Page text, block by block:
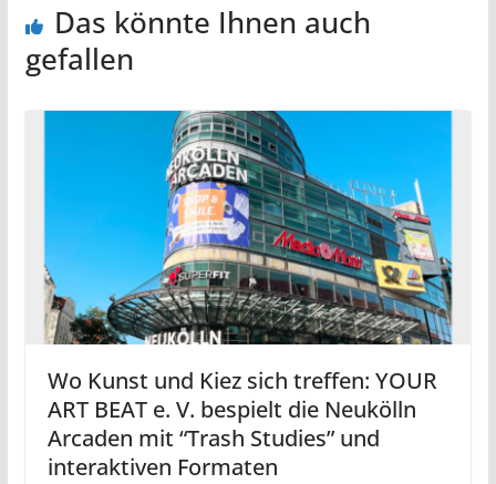
Das könnte Ihnen auch
gefallen
Wo Kunst und Kiez sich treffen: YOUR
ART BEAT e. V. bespielt die Neukölln
Arcaden mit “Trash Studies” und
interaktiven Formaten